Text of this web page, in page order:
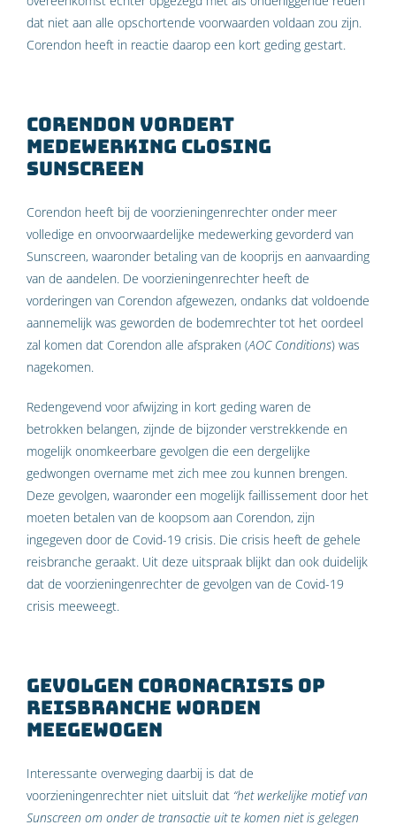
dat niet aan alle opschortende voorwaarden voldaan zou zijn.
Corendon heeft in reactie daarop een kort geding gestart.
Corendon vordert
medewerking closing
Sunscreen
Corendon heeft bij de voorzieningenrechter onder meer
volledige en onvoorwaardelijke medewerking gevorderd van
Sunscreen, waaronder betaling van de kooprijs en aanvaarding
van de aandelen. De voorzieningenrechter heeft de
vorderingen van Corendon afgewezen, ondanks dat voldoende
aannemelijk was geworden de bodemrechter tot het oordeel
zal komen dat Corendon alle afspraken (AOC Conditions) was
nagekomen.
Redengevend voor afwijzing in kort geding waren de
betrokken belangen, zijnde de bijzonder verstrekkende en
mogelijk onomkeerbare gevolgen die een dergelijke
gedwongen overname met zich mee zou kunnen brengen.
Deze gevolgen, waaronder een mogelijk faillissement door het
moeten betalen van de koopsom aan Corendon, zijn
ingegeven door de Covid-19 crisis. Die crisis heeft de gehele
reisbranche geraakt. Uit deze uitspraak blijkt dan ook duidelijk
dat de voorzieningenrechter de gevolgen van de Covid-19
crisis meeweegt.
Gevolgen coronacrisis op
reisbranche worden
meegewogen
Interessante overweging daarbij is dat de
voorzieningenrechter niet uitsluit dat “het werkelijke motief van
Sunscreen om onder de transactie uit te komen niet is gelegen